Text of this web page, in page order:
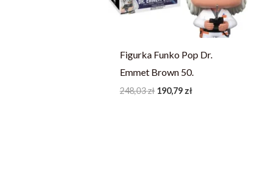
Figurka Funko Pop Dr.
Emmet Brown 50.
248,03zł 190,79 zł